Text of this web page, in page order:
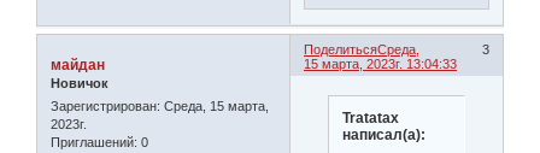
Поделиться 3
Среда,
15 марта, 2023г. 13:04:33
майдан
Новичок
Зарегистрирован: Среда, 15 марта,
2023г.
Приглашений: 0
Tratatax
написал(а):